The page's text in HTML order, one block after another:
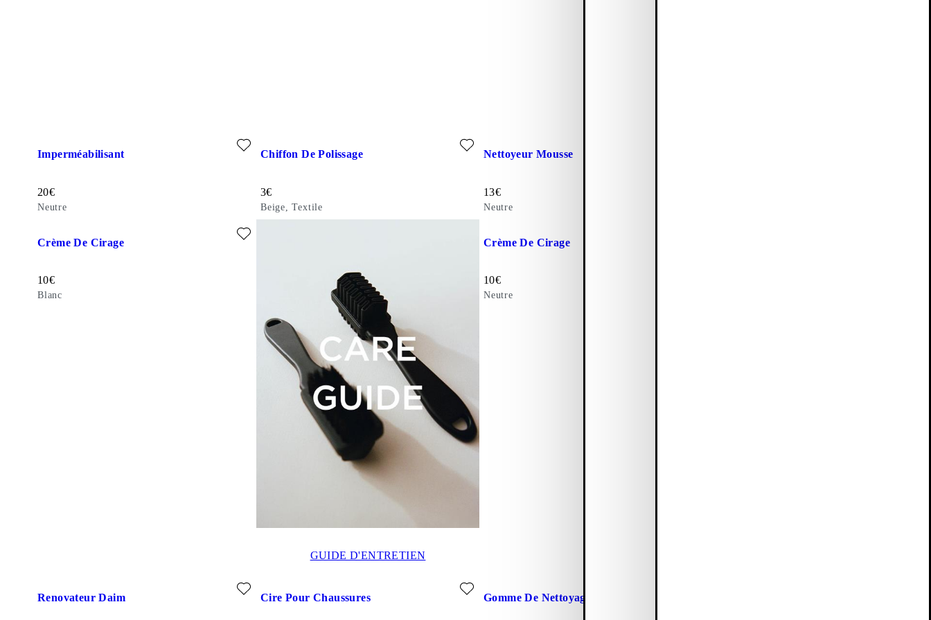
Imperméabilisant
Prix de vente:
20€
Neutre
Ajouter aux favoris: IMPERMÉABILISANT (Neutre)
Chiffon De Polissage
Prix de vente:
3€
Beige, Textile
Ajouter aux favoris: CHIFFON DE POLISSAGE (Beige, Textile)
Nettoyeur Mousse
Prix de vente:
13€
Neutre
Crème De Cirage
Prix de vente:
10€
Blanc
GUIDE D'ENTRETIEN
Crème De Cirage
Prix de vente:
10€
Neutre
Renovateur Daim
Ajouter aux favoris: RENOVATEUR DAIM (Noir)
Cire Pour Chaussures
Ajouter aux favoris: CIRE POUR CHAUSSURES (Neutre)
Gomme De Nettoyage